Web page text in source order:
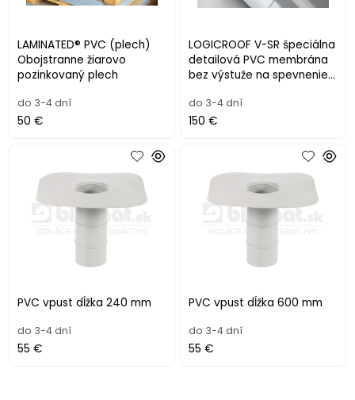
LAMINATED® PVC (plech)
Obojstranne žiarovo
pozinkovaný plech
do 3-4 dní
50 €
LOGICROOF V-SR špeciálna
detailová PVC membrána
bez výstuže na spevnenie
do 3-4 dní
150 €
PVC vpust dĺžka 240 mm
do 3-4 dní
55 €
PVC vpust dĺžka 600 mm
do 3-4 dní
55 €